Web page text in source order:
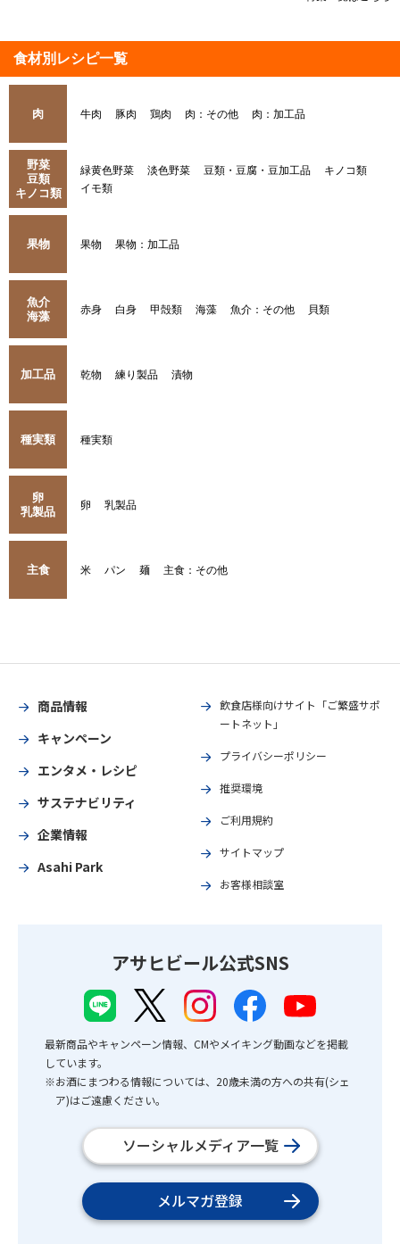
食材別レシピ一覧
肉 牛肉 豚肉 鶏肉 肉：その他 肉：加工品
野菜
豆類
キノコ類
緑黄色野菜 淡色野菜 豆類・豆腐・豆加工品
キノコ類
イモ類
果物 果物 果物：加工品
魚介
海藻
赤身 白身 甲殻類 海藻 魚介：その他 貝類
加工品 乾物 練り製品 漬物
種実類 種実類
卵
乳製品
卵 乳製品
主食 米 パン 麺 主食：その他
商品情報
キャンペーン
エンタメ・レシピ
サステナビリティ
企業情報
Asahi Park
飲食店様向けサイト「ご繁盛サポ
ートネット」
プライバシーポリシー
推奨環境
ご利用規約
サイトマップ
お客様相談室
アサヒビール公式SNS
最新商品やキャンペーン情報、CMやメイキング動画などを掲載
しています。
※お酒にまつわる情報については、20歳未満の方への共有(シェ
ア)はご遠慮ください。
ソーシャルメディア一覧
メルマガ登録